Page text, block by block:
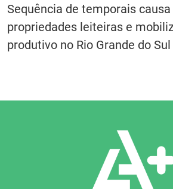
Sequência de temporais
propriedades leiteiras e
produtivo no Rio Grande do Sul